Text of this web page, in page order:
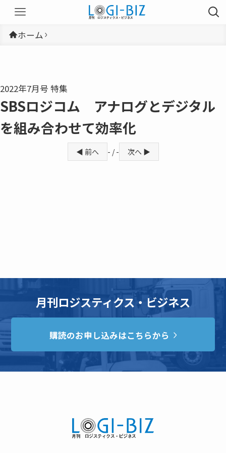
ホーム
2022年7月号 特集
SBSロジコム アナログとデジタル
を組み合わせて効率化
◀ 前へ - / - 次へ ▶
月刊ロジスティクス・ビジネス
購読のお申し込みはこちらから